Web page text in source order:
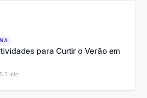
para Curtir o Verão em
3 min